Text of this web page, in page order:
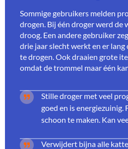
Sommige gebruikers melden
drogen. Bij één droger werd de
droog. Een andere gebruiker
drie jaar slecht werkt en er lang
te drogen. Ook draaien grote
omdat de trommel maar één
Stille droger met veel
goed en is energiezuinig.
schoon te maken. Kan
Verwijdert bijna alle